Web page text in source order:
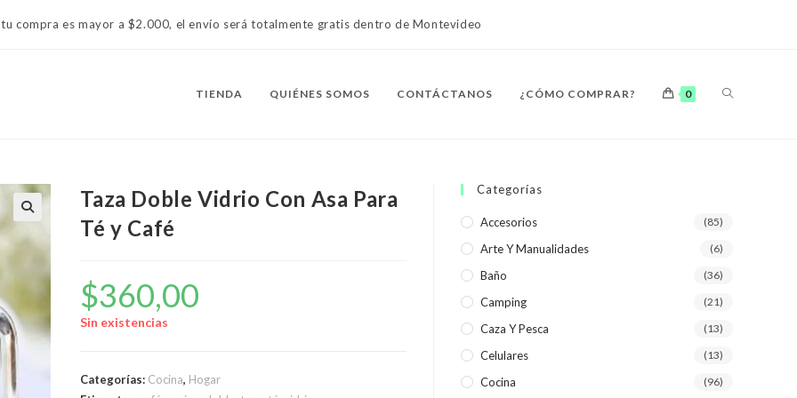
compra es mayor a $2.000, el envío será totalmente gratis dentro de Montevideo
TIENDA QUIÉNES SOMOS CONTÁCTANOS ¿CÓMO COMPRAR? 0 ALTERNAR
DE
LA
Taza Doble Vidrio Con Asa Para
Té y Café
$360,00
Sin existencias
Categorías: Cocina, Hogar
Categorías
Accesorios (85)
Arte Y Manualidades (6)
Baño (36)
Camping (21)
Caza Y Pesca (13)
Celulares (13)
Cocina (96)